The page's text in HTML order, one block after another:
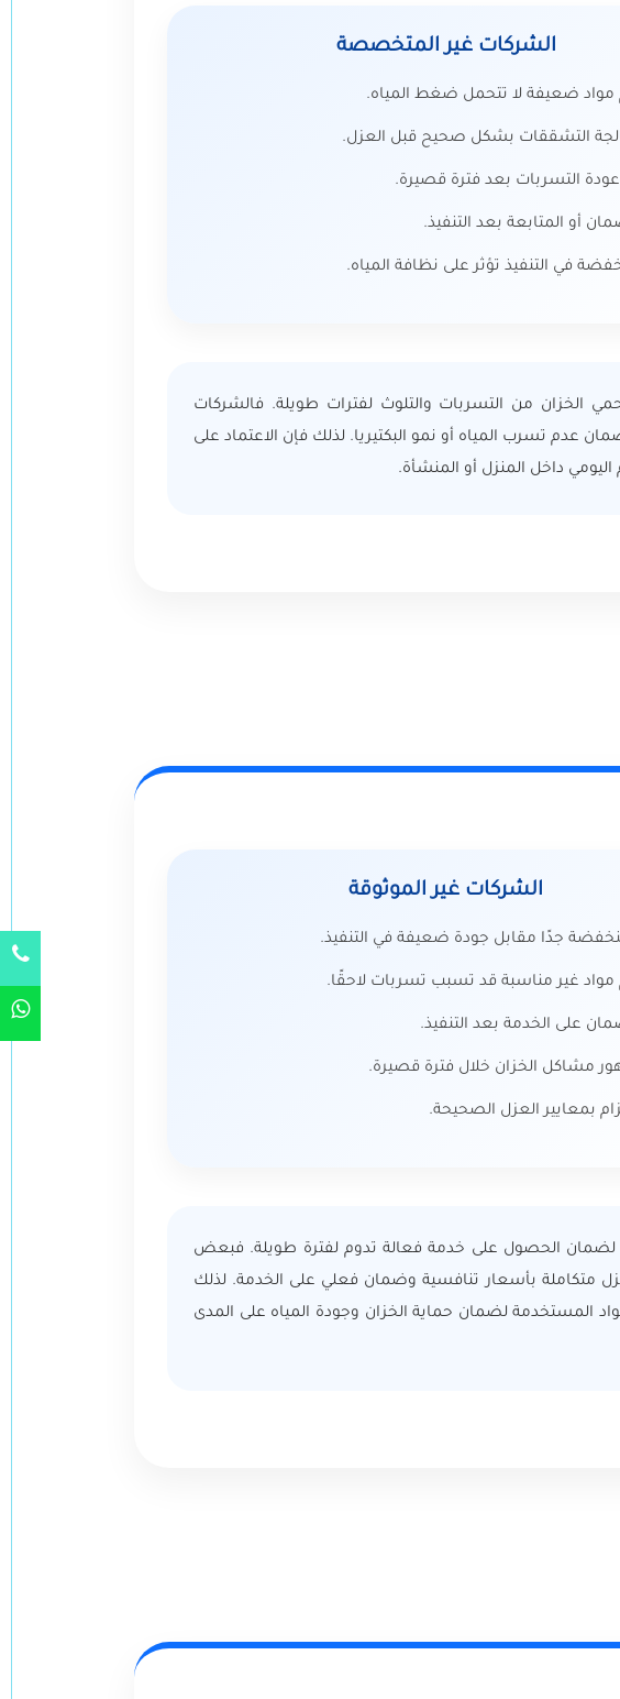
الشركات غير المتخصصة
مواد ضعيفة لا تتحمل ضغط المياه.
التشققات بشكل صحيح قبل العزل.
عودة التسربات بعد فترة قصيرة.
أو المتابعة بعد التنفيذ.
في التنفيذ تؤثر على نظافة المياه.
الخزان من التسربات والتلوث لفترات طويلة. فالشركات
عدم تسرب المياه أو نمو البكتيريا. لذلك فإن الاعتماد على
داخل المنزل أو المنشأة.
الشركات غير الموثوقة
جدًا مقابل جودة ضعيفة في التنفيذ.
مواد غير مناسبة قد تسبب تسربات لاحقًا.
على الخدمة بعد التنفيذ.
مشاكل الخزان خلال فترة قصيرة.
بمعايير العزل الصحيحة.
لضمان الحصول على خدمة فعالة تدوم لفترة طويلة. فبعض
متكاملة بأسعار تنافسية وضمان فعلي على الخدمة. لذلك
المستخدمة لضمان حماية الخزان وجودة المياه على المدى